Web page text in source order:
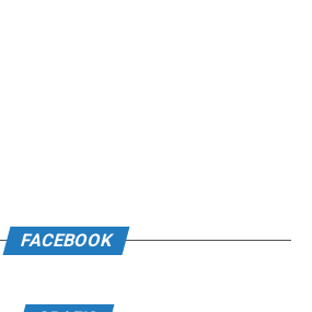
FACEBOOK